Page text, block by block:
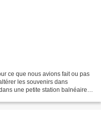
ce que nous avions fait ou pas
les souvenirs dans
une petite station balnéaire